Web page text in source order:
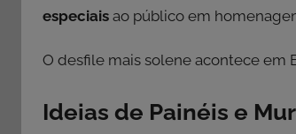
especiais ao público em
O desfile mais solene acontece em
Ideias de Painéis e